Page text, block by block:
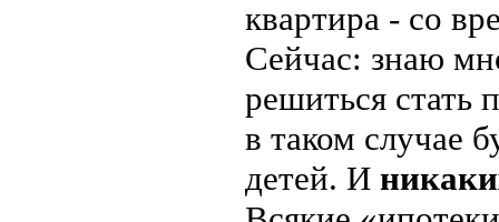
квартира - со
Сейчас: знаю
решиться стать
в таком случае
детей. И